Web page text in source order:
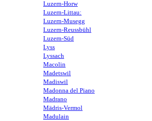
Luzern-Horw
Luzern-Littau:
Luzern-Musegg
Luzern-Reussbühl
Luzern-Süd
Lyss
Lyssach
Macolin
Madetswil
Madiswil
Madonna del Piano
Madrano
Mädris-Vermol
Madulain